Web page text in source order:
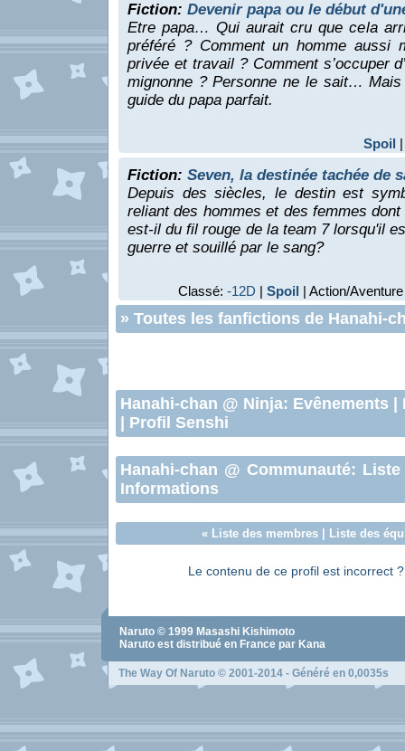
Fiction: Devenir papa ou le début
Etre papa… Qui aurait cru que cela
préféré ? Comment un homme aussi
privée et travail ? Comment s’occuper
mignonne ? Personne ne le sait…
guide du papa parfait.
Spoil
Fiction: Seven, la destinée tachée de
Depuis des siècles, le destin est
reliant des hommes et des femmes
est-il du fil rouge de la team 7 lorsqu'il
guerre et souillé par le sang?
Classé: -12D | Spoil | Action/
» Toutes les fanfictions de Hanahi-
Hanahi-chan @ Ninja: Evênements
Profil Senshi
Hanahi-chan @ Communauté:
Informations
« Liste des membres| Liste des
Le contenu de ce profil est incorrect
Naruto © 1999 Masashi Kishimoto
Naruto est distribué en France par Kana
The Way Of Naruto © 2001-2014 - Généré en 0,0035s